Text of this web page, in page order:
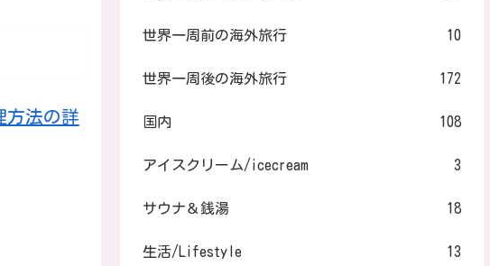
方法の詳
世界一周前の海外旅行 10
世界一周後の海外旅行 172
国内 108
アイスクリーム/icecream 3
サウナ＆銭湯 18
生活/Lifestyle 13